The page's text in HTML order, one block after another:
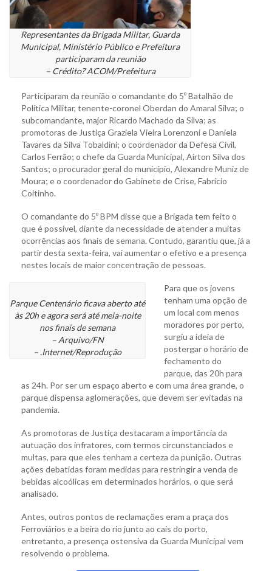
Representantes da Brigada Militar, Guarda
Municipal, Ministério Público e Prefeitura
participaram da reunião
– Crédito? ACOM/Prefeitura
Participaram da reunião o comandante do 5º Batalhão de
Política Militar, tenente-coronel Oberdan do Amaral Silva; o
subcomandante, major Ricardo Machado da Silva; as
promotoras de Justiça Graziela Vieira Lorenzoni e Daniela
Tavares da Silva Tobaldini; o coordenador da Defesa Civil,
Carlos Ferrão; o chefe da Guarda Municipal, Airton Silva dos
Santos; o procurador geral do município, Alexandre Muniz de
Moura; e o coordenador do Gabinete de Crise, Fabrício
Coitinho.
O comandante do 5º BPM disse que a Brigada tem feito o
que é possível, diante da necessidade de atender a muitas
ocorrências aos finais de semana. Contudo, garantiu que, já a
partir desta sexta-feira, vai aumentar o efetivo e a presença
nestes locais de maior concentração de pessoas.
Parque Centenário ficava aberto até
às 20h e agora será até meia-noite
nos finais de semana
– Arquivo/FN
– .Internet/Reprodução
Para que os jovens
tenham uma opção de
um local com menos
moradores por perto,
surgiu a ideia de
postergar o horário de
fechamento do
parque, das 20h para
as 24h. Por ser um espaço aberto e com uma área grande, o
parque dispensa aglomerações, que devem ser evitadas na
pandemia.
As promotoras de Justiça destacaram a importância da
autuação dos infratores, com termos circunstanciados e
multas, para que eles tenham a certeza da punição. Outras
ações debatidas foram medidas para restringir a venda de
bebidas alcoólicas em determinados horários, o que será
analisado.
Antes, outros pontos de reclamações eram a praça dos
Ferroviários e a beira do rio junto ao cais do porto,
entretanto, a presença ostensiva da Guarda Municipal vem
resolvendo o problema.